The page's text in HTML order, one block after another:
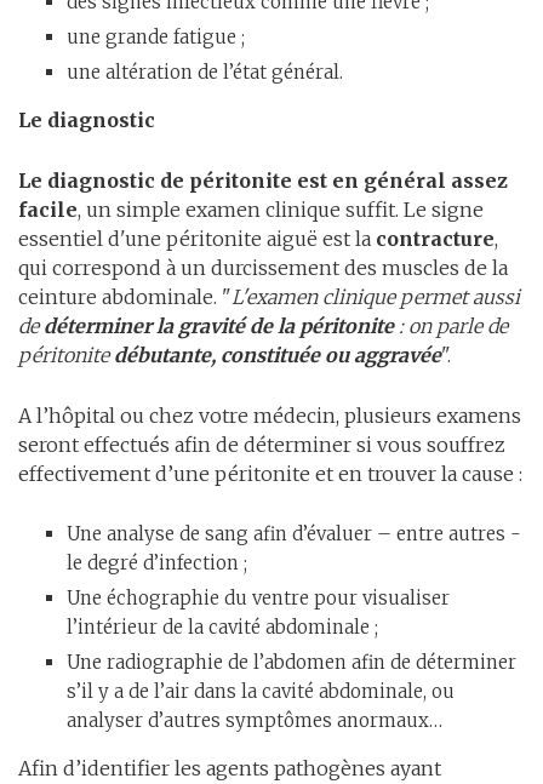
une grande fatigue ;
une altération de l’état général.
Le diagnostic
Le diagnostic de péritonite est en général assez
facile, un simple examen clinique suffit. Le signe
essentiel d'une péritonite aiguë est la contracture,
qui correspond à un durcissement des muscles de la
ceinture abdominale. "L'examen clinique permet aussi
dedéterminer la gravité de la péritonite: on parle de
péritonitedébutante, constituée ou aggravée".
A l’hôpital ou chez votre médecin, plusieurs examens
seront effectués afin de déterminer si vous souffrez
effectivement d’une péritonite et en trouver la cause :
Une analyse de sang afin d’évaluer – entre autres -
le degré d’infection ;
Une échographie du ventre pour visualiser
l’intérieur de la cavité abdominale ;
Une radiographie de l’abdomen afin de déterminer
s’il y a de l’air dans la cavité abdominale, ou
analyser d’autres symptômes anormaux…
Afin d’identifier les agents pathogènes ayant